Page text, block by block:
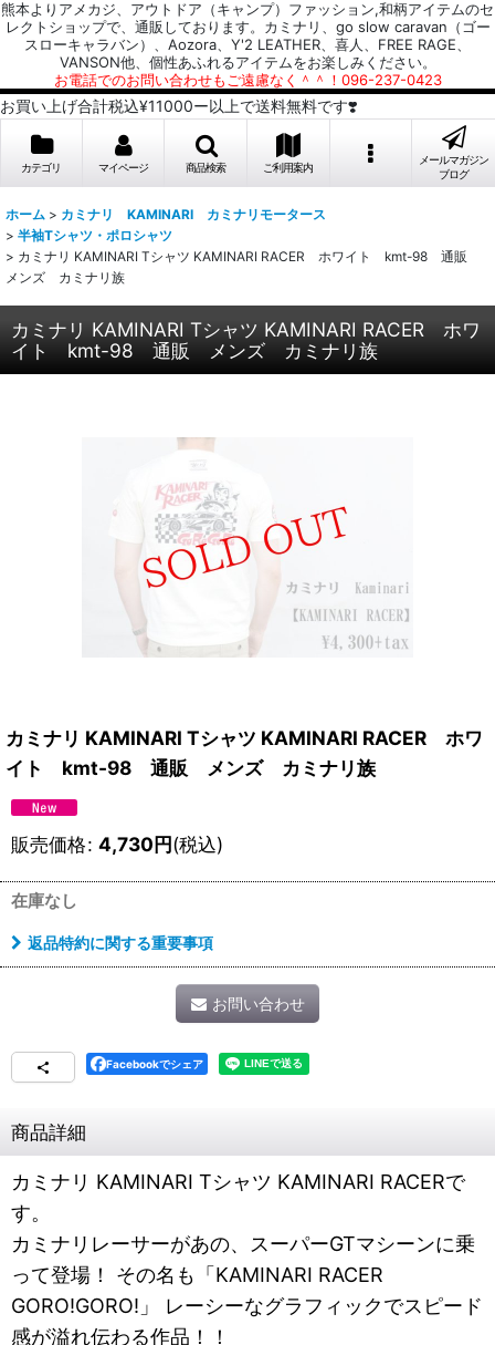
熊本よりアメカジ、アウトドア（キャンプ）ファッション,和柄アイテムのセ
レクトショップで、通販しております。カミナリ、go slow caravan（ゴー
スローキャラバン）、Aozora、Y'2 LEATHER、喜人、FREE RAGE、
VANSON他、個性あふれるアイテムをお楽しみください。
お電話でのお問い合わせもご遠慮なく＾＾！096-237-0423
お買い上げ合計税込¥11000ー以上で送料無料です❣️
カテゴリ マイページ 商品検索 ご利用案内
メールマガジン
ブログ
ホーム > カミナリ KAMINARI カミナリモータース
> 半袖Tシャツ・ポロシャツ
> カミナリ KAMINARI Tシャツ KAMINARI RACER ホワイト kmt-98 通販
メンズ カミナリ族
カミナリ KAMINARI Tシャツ KAMINARI RACER ホワ
イト kmt-98 通販 メンズ カミナリ族
カミナリ KAMINARI Tシャツ KAMINARI RACER ホワ
イト kmt-98 通販 メンズ カミナリ族
販売価格: 4,730円(税込)
在庫なし
返品特約に関する重要事項
お問い合わせ
Facebookでシェア
商品詳細
カミナリ KAMINARI Tシャツ KAMINARI RACERで
す。
カミナリレーサーがあの、スーパーGTマシーンに乗
って登場！ その名も「KAMINARI RACER
GORO!GORO!」 レーシーなグラフィックでスピード
感が溢れ伝わる作品！！